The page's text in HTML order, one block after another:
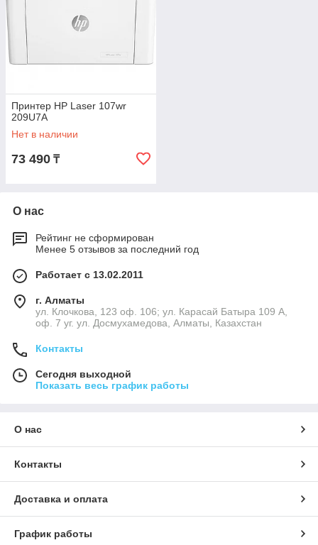
Принтер HP Laser 107wr
209U7A
Нет в наличии
73 490 ₸
О нас
Рейтинг не сформирован
Менее 5 отзывов за последний год
Работает с 13.02.2011
г. Алматы
ул. Клочкова, 123 оф. 106; ул. Карасай Батыра 109 А,
оф. 7 уг. ул. Досмухамедова, Алматы, Казахстан
Контакты
Сегодня выходной
Показать весь график работы
О нас
Контакты
Доставка и оплата
График работы